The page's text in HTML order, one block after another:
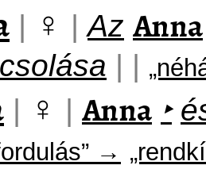
| ♀ | Az Anna
| |
| ♀ | Anna ‣
→